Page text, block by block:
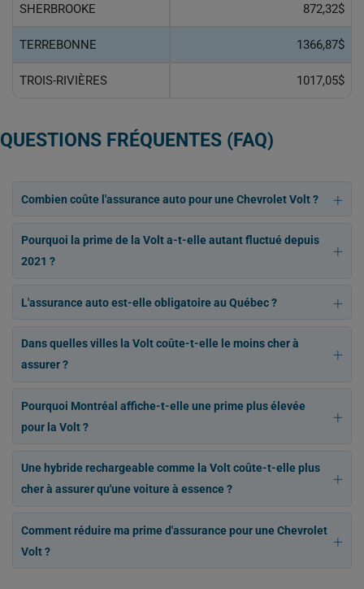
SHERBROOKE 872,32$
TERREBONNE 1366,87$
TROIS-RIVIÈRES 1017,05$
QUESTIONS FRÉQUENTES (FAQ)
Combien coûte l'assurance auto pour une Chevrolet Volt ?
Pourquoi la prime de la Volt a-t-elle autant fluctué depuis
2021 ?
L'assurance auto est-elle obligatoire au Québec ?
Dans quelles villes la Volt coûte-t-elle le moins cher à
assurer ?
Pourquoi Montréal affiche-t-elle une prime plus élevée
pour la Volt ?
Une hybride rechargeable comme la Volt coûte-t-elle plus
cher à assurer qu'une voiture à essence ?
Comment réduire ma prime d'assurance pour une Chevrolet
Volt ?